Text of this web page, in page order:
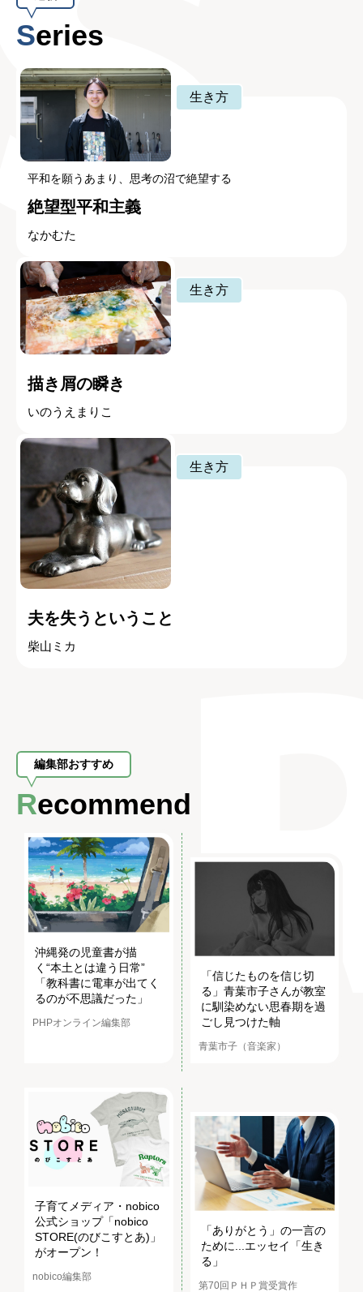
Series
生き方
平和を願うあまり、思考の沼で絶望する
絶望型平和主義
なかむた
生き方
描き屑の瞬き
いのうえまりこ
生き方
夫を失うということ
柴山ミカ
編集部おすすめ
Recommend
沖縄発の児童書が描
く“本土とは違う日常”
「教科書に電車が出てく
るのが不思議だった」
PHPオンライン編集部
「信じたものを信じ切
る」青葉市子さんが教室
に馴染めない思春期を過
ごし見つけた軸
青葉市子（音楽家）
子育てメディア・nobico
公式ショップ「nobico
STORE(のびこすとあ)」
がオープン！
nobico編集部
「ありがとう」の一言の
ために...エッセイ「生き
る」
第70回ＰＨＰ賞受賞作